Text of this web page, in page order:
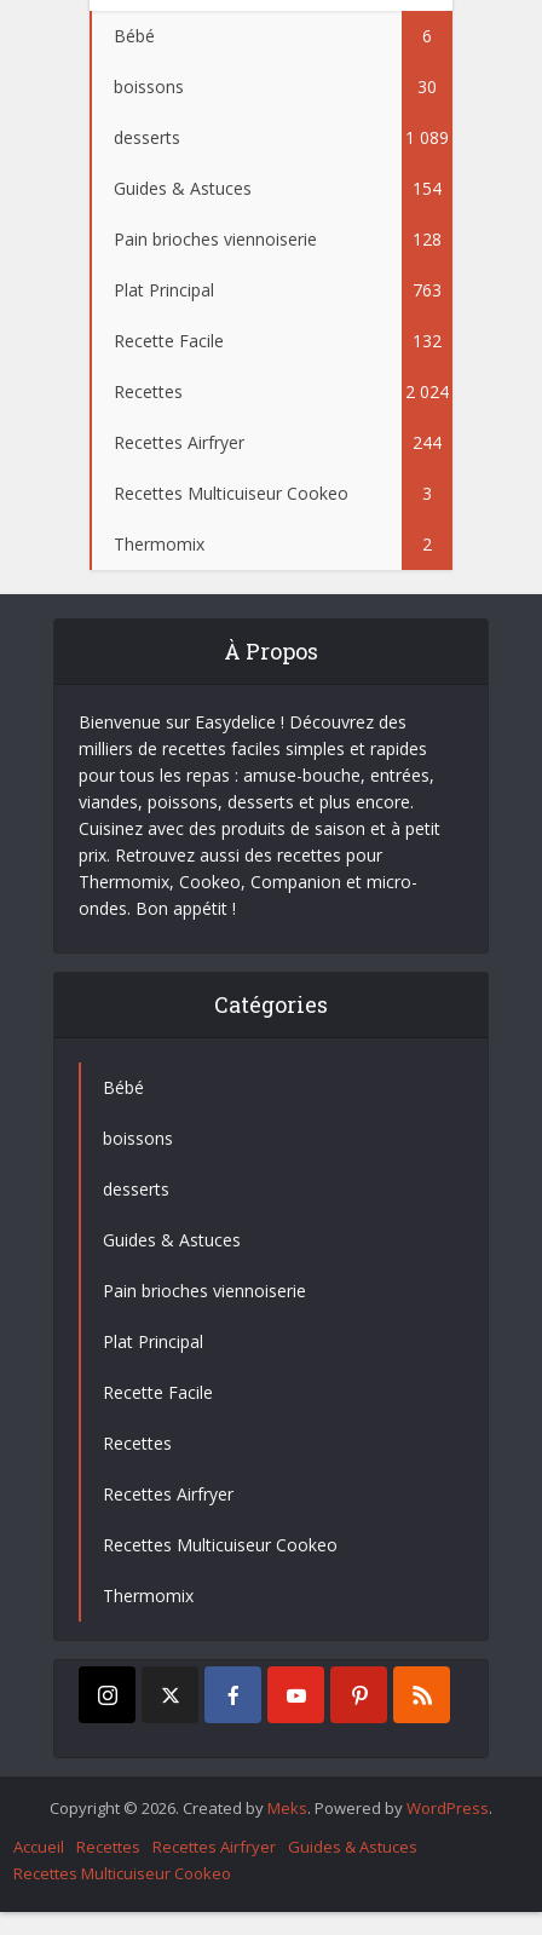
Bébé 6
boissons 30
desserts 1 089
Guides & Astuces 154
Pain brioches viennoiserie 128
Plat Principal 763
Recette Facile 132
Recettes 2 024
Recettes Airfryer 244
Recettes Multicuiseur Cookeo 3
Thermomix 2
À Propos
Bienvenue sur Easydelice ! Découvrez des
milliers de recettes faciles simples et rapides
pour tous les repas : amuse-bouche, entrées,
viandes, poissons, desserts et plus encore.
Cuisinez avec des produits de saison et à petit
prix. Retrouvez aussi des recettes pour
Thermomix, Cookeo, Companion et micro-
ondes. Bon appétit !
Catégories
Bébé
boissons
desserts
Guides & Astuces
Pain brioches viennoiserie
Plat Principal
Recette Facile
Recettes
Recettes Airfryer
Recettes Multicuiseur Cookeo
Thermomix
Copyright © 2026. Created by Meks. Powered byWordPress.
Accueil
Recettes Recettes Airfryer
Guides & Astuces
Recettes Multicuiseur Cookeo